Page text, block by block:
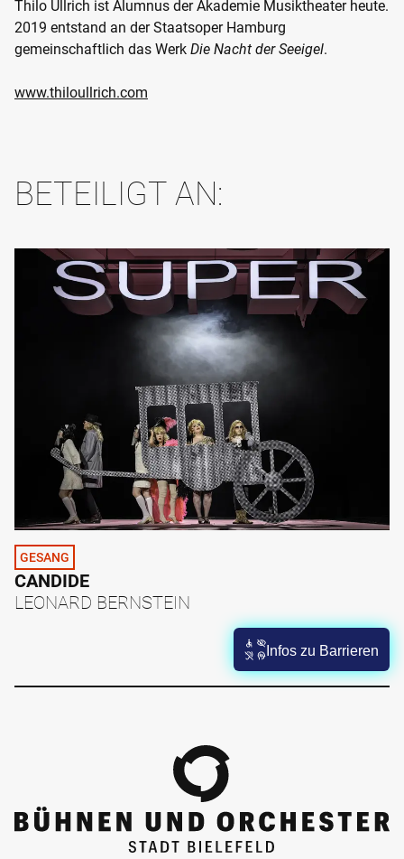
Thilo Ullrich ist Alumnus der Akademie Musiktheater heute.
2019 entstand an der Staatsoper Hamburg
gemeinschaftlich das Werk Die Nacht der Seeigel.
www.thiloullrich.com
BETEILIGT AN:
GESANG
CANDIDE
LEONARD BERNSTEIN
Infos zu Barrieren